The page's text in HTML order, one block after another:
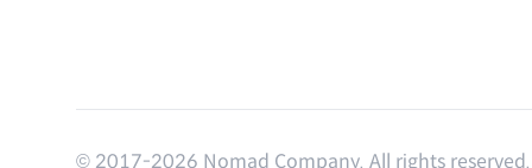
© 2017-2026 Nomad Company. All rights reserved.